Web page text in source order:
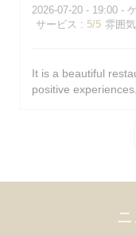
2026-07-20 - 19:00 -
サービス : 5/5 雰囲気
It is a beautiful
positive experiences.